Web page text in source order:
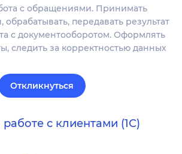
с обращениями. Принимать
передавать результат
с документооборотом. Оформлять
следить за корректностью данных
Откликнуться
с клиентами (1С)